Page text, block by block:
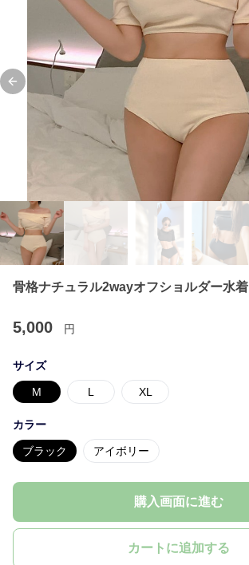
Previous slide
骨格ナチュラル2wayオフショルダー水着
5,000 円
サイズ
M L XL
カラー
ブラック アイボリー
購入画面に進む
カートに追加する